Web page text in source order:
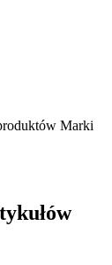
Marki